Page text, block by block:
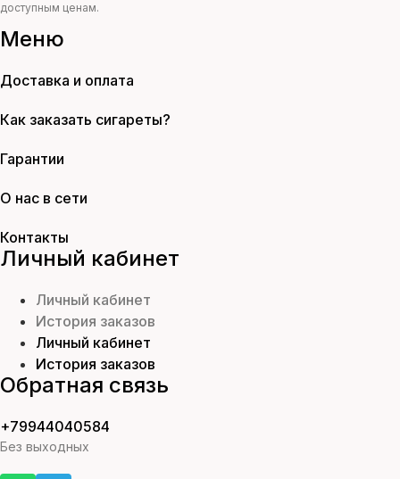
доступным ценам.
Меню
Доставка и оплата
Как заказать сигареты?
Гарантии
О нас в сети
Контакты
Личный кабинет
Личный кабинет
История заказов
Личный кабинет
История заказов
Обратная связь
+79944040584
Без выходных